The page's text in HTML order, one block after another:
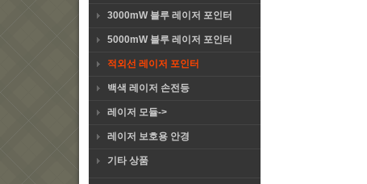
3000mW 블루 레이저 포인터
5000mW 블루 레이저 포인터
적외선 레이저 포인터
백색 레이저 손전등
레이저 모듈->
레이저 보호용 안경
기타 상품